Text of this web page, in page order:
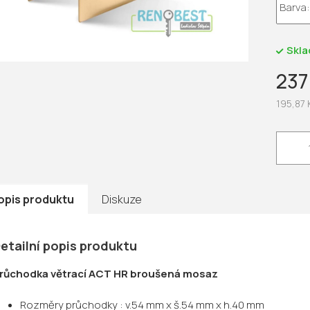
5
195,87
cena:
produktu Diskuze
popis produktu
větrací ACT HR broušená mosaz
Rozměry průchodky : v.54 mm x š.54 mm x h.40 mm